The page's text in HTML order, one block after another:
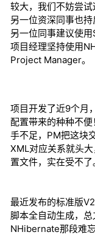
较大，我们不妨尝
另一位资深同事也
另一位同事建议使
项目经理坚持使用
Project Manager。
项目开发了近9个月
配置带来的种种不
手不足，PM把这块
XML对应关系就头
置文件，实在受不了
最近发布的标准版
脚本全自动生成，
NHibernate那段难